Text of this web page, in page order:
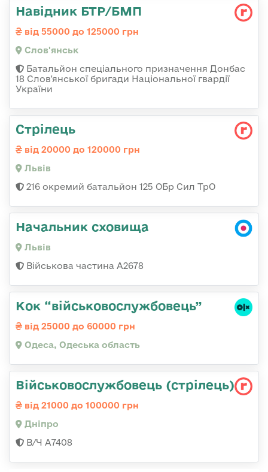
Навідник БТР/БМП
від 55000 до 125000 грн
Слов'янськ
Батальйон спеціального призначення Донбас
18 Слов'янської бригади Національної гвардії
України
Стрілець
від 20000 до 120000 грн
Львів
216 окремий батальйон 125 ОБр Сил ТрО
Начальник сховища
Львів
Військова частина А2678
Кок “військовослужбовець”
від 25000 до 60000 грн
Одеса, Одеська область
Військовослужбовець (стрілець)
від 21000 до 100000 грн
Дніпро
В/Ч А7408